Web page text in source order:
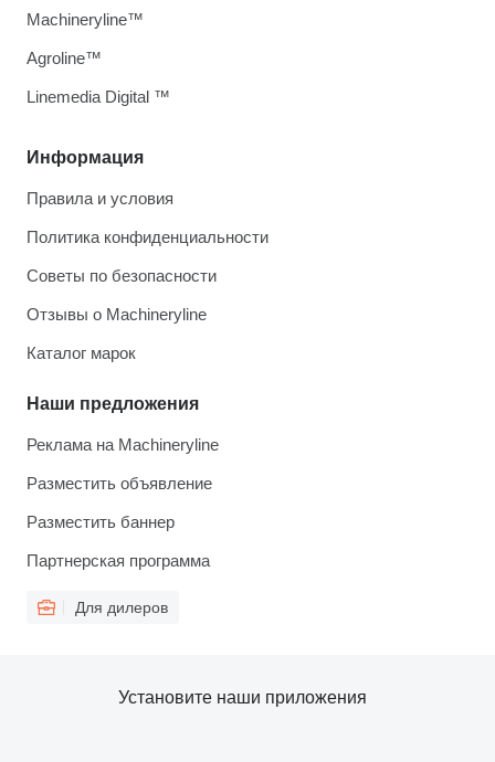
Информация
Правила и условия
Политика конфиденциальности
Советы по безопасности
Отзывы о Machineryline
Каталог марок
Наши предложения
Реклама на Machineryline
Разместить объявление
Разместить баннер
Партнерская программа
Для дилеров
Machineryline™
Agroline™
Linemedia Digital ™
Установите наши приложения